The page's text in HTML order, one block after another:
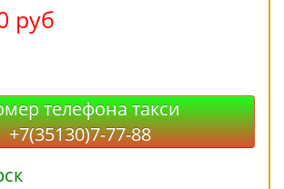
руб
телефона такси
+7(35130)7-77-88